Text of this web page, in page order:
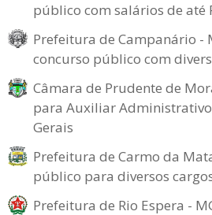
público com salários de até
Prefeitura de Campanário -
concurso público com
Câmara de Prudente de
para Auxiliar
Gerais
Prefeitura de Carmo da
público para diversos
Prefeitura de Rio Espera -